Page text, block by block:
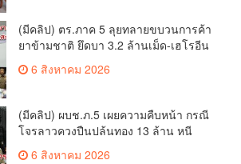
(มีคลิป) ตร.ภาค 5 ลุยทลายขบวนการค้า
ยาข้ามชาติ ยึดบา 3.2 ล้านเม็ด-เฮโรอีน
เพียบ ผลงานสะสม 10 เดือนรวบทรัพย์
ทะลุ 1.5 พันล้าน
6 สิงหาคม 2026
(มีคลิป) ผบช.ภ.5 เผยความคืบหน้า กรณี
โจรลาวควงปืนปล้นทอง 13 ล้าน หนี
กบดานแขวงบ่อแก้ว
6 สิงหาคม 2026